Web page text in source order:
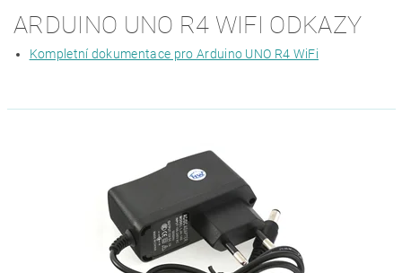
ARDUINO UNO R4 WIFI ODKAZY
Kompletní dokumentace pro Arduino UNO R4 WiFi